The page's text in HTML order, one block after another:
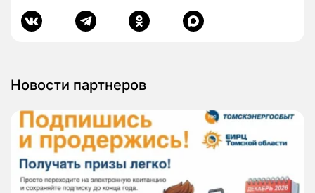
Новости партнеров